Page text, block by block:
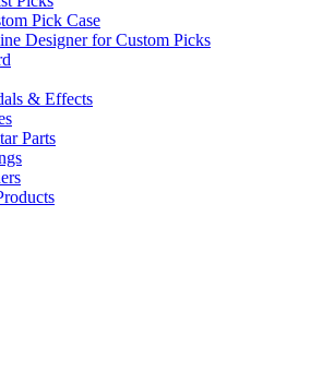
Pick Case
Designer for Custom Picks
& Effects
Parts